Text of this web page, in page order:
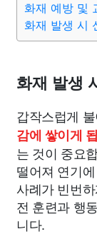
부동산 외국어
화재 예방 및
화재 발생 시
화재 발생
갑작스럽게
감에 쌓이게
는 것이 중요
떨어져 연기
사례가 빈번
전 훈련과 행
니다.